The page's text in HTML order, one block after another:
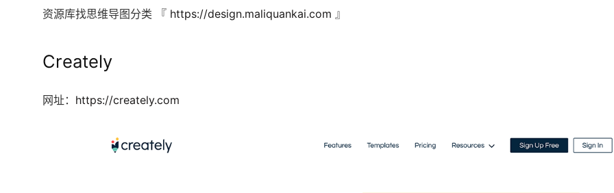
资源库找思维导图分类 『 https://design.maliquankai.com 』
Creately
网址： https://creately.com